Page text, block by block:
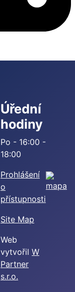
Úřední
hodiny
Po - 16:00 -
18:00
Prohlášení
o
přístupnosti
Site Map
Web
vytvořil W
Partner
s.r.o.